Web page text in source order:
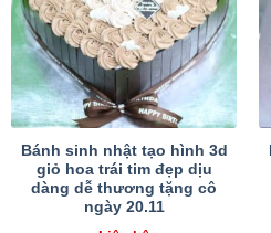
Bánh sinh nhật tạo hình 3d
giỏ hoa trái tim đẹp dịu
dàng dễ thương tặng cô
ngày 20.11